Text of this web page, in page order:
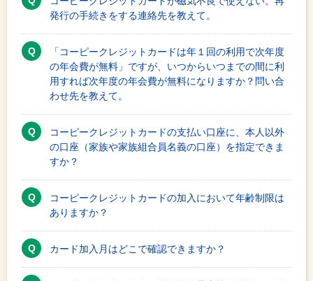
発行の手続きをする連絡先を教えて。
「コーピークレジットカードは年１回の利用で次年度
の年会費が無料」ですが、いつからいつまでの間に利
用すれば次年度の年会費が無料になりますか？問い合
わせ先を教えて。
コーピークレジットカードの支払い口座に、本人以外
の口座（家族や家族組合員名義の口座）を指定できま
すか？
コーピークレジットカードの加入において年齢制限は
ありますか？
カード加入月はどこで確認できますか？